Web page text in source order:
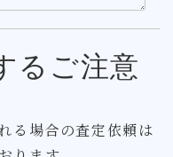
るご注意
る場合の査定依頼は